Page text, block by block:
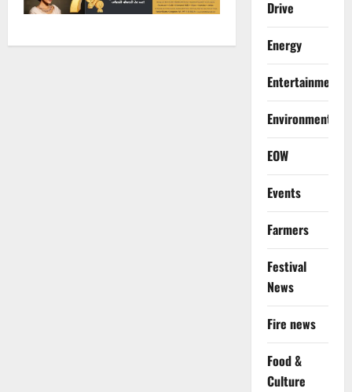
Drive
Energy
Entertainment
Environment
EOW
Events
Farmers
Festival
News
Fire news
Food &
Culture